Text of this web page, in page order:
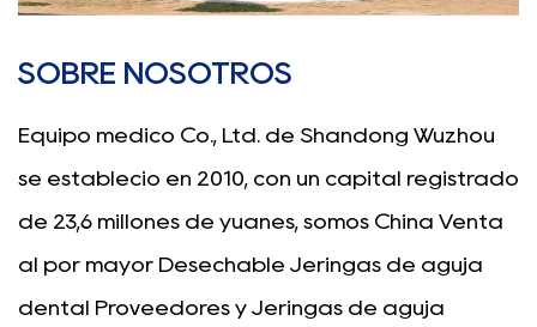
SOBRE NOSOTROS
Equipo médico Co., Ltd. de Shandong Wuzhou
se estableció en 2010, con un capital registrado
de 23,6 millones de yuanes, somos China Venta
al por mayor Desechable Jeringas de aguja
dental Proveedores y Jeringas de aguja